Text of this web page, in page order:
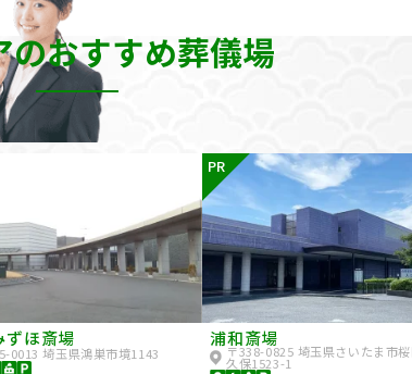
のおすすめ葬儀場
ずほ斎場
0013 埼玉県鴻巣市境1143
PR
浦和斎場
〒338-0825 埼玉県さいたま市
久保1523-1